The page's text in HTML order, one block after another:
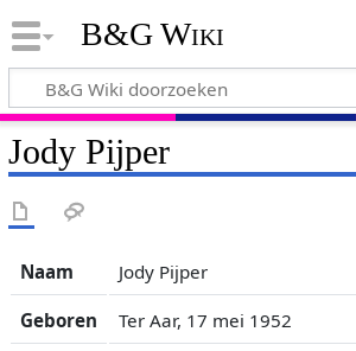
B&G Wiki
Jody Pijper
Naam Jody Pijper
Geboren Ter Aar, 17 mei 1952